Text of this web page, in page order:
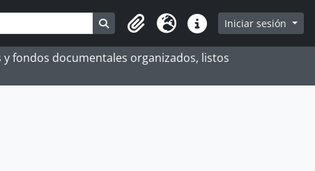
Search in browse page
Portapapeles
Idioma Enlaces rápidos
Iniciar sesión
fondos documentales organizados, listos